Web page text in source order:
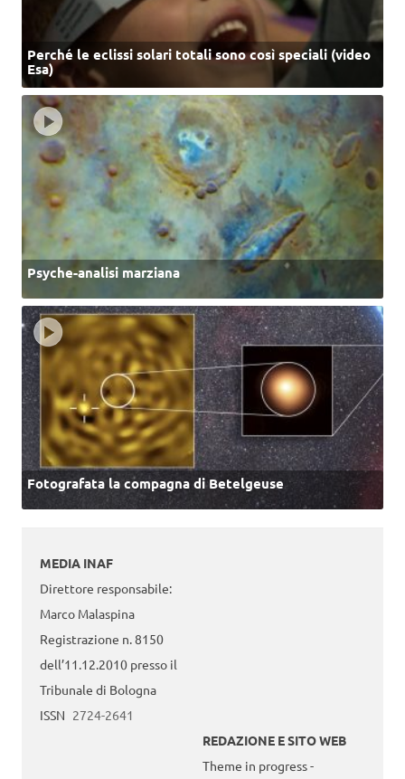
Perché le eclissi solari totali sono così speciali (video
Esa)
Psyche-analisi marziana
Fotografata la compagna di Betelgeuse
MEDIA INAF
Direttore responsabile:
Marco Malaspina
Registrazione n. 8150
dell’11.12.2010 presso il
Tribunale di Bologna
ISSN 2724-2641
REDAZIONE E SITO WEB
Theme in progress -